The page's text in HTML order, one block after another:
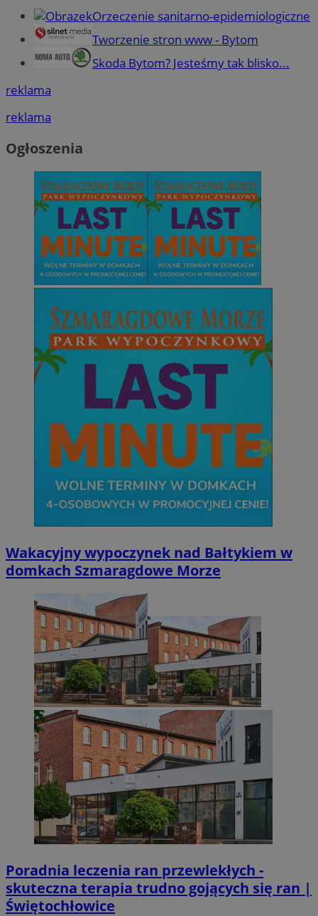
Orzeczenie sanitarno-epidemiologiczne
Tworzenie stron www - Bytom
Skoda Bytom? Jesteśmy tak blisko...
reklama
reklama
Ogłoszenia
Wakacyjny wypoczynek nad Bałtykiem w
domkach Szmaragdowe Morze
Poradnia leczenia ran przewlekłych -
skuteczna terapia trudno gojących się ran |
Świętochłowice